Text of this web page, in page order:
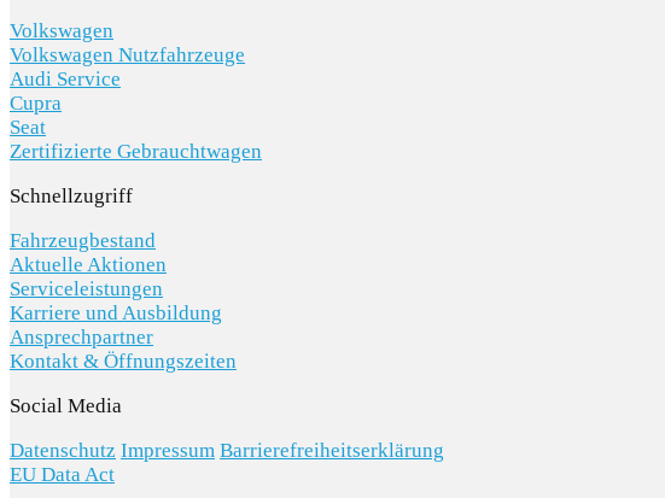
Volkswagen
Volkswagen Nutzfahrzeuge
Audi Service
Cupra
Seat
Zertifizierte Gebrauchtwagen
Schnellzugriff
Fahrzeugbestand
Aktuelle Aktionen
Serviceleistungen
Karriere und Ausbildung
Ansprechpartner
Kontakt & Öffnungszeiten
Social Media
Datenschutz Impressum Barrierefreiheitserklärung
EU Data Act